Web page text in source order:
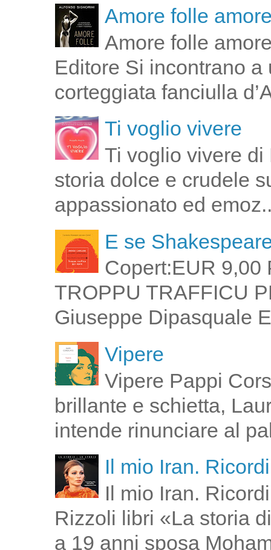
Amore folle
Amore folle
Editore Si incontrano
corteggiata fanciulla
Ti voglio vivere
Ti voglio vivere
storia dolce e crudele
appassionato ed
E se
Copert:EUR 9,00
TROPPU TRAFFICU
Giuseppe Dipasquale
Vipere
Vipere Pappi
brillante e schietta,
intende rinunciare al
Il mio Iran.
Il mio Iran.
Rizzoli libri «La storia
a 19 anni sposa